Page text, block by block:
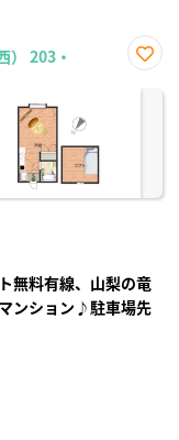
） 203・
に入
無料有線、山梨の竜
ンション♪駐車場先